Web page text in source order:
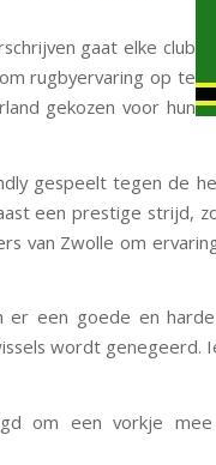
gaat elke club
rugbyervaring op te
gekozen voor hun
gespeelt tegen de
een prestige strijd,
van Zwolle om
er een goede en
wordt genegeerd.
om een vorkje